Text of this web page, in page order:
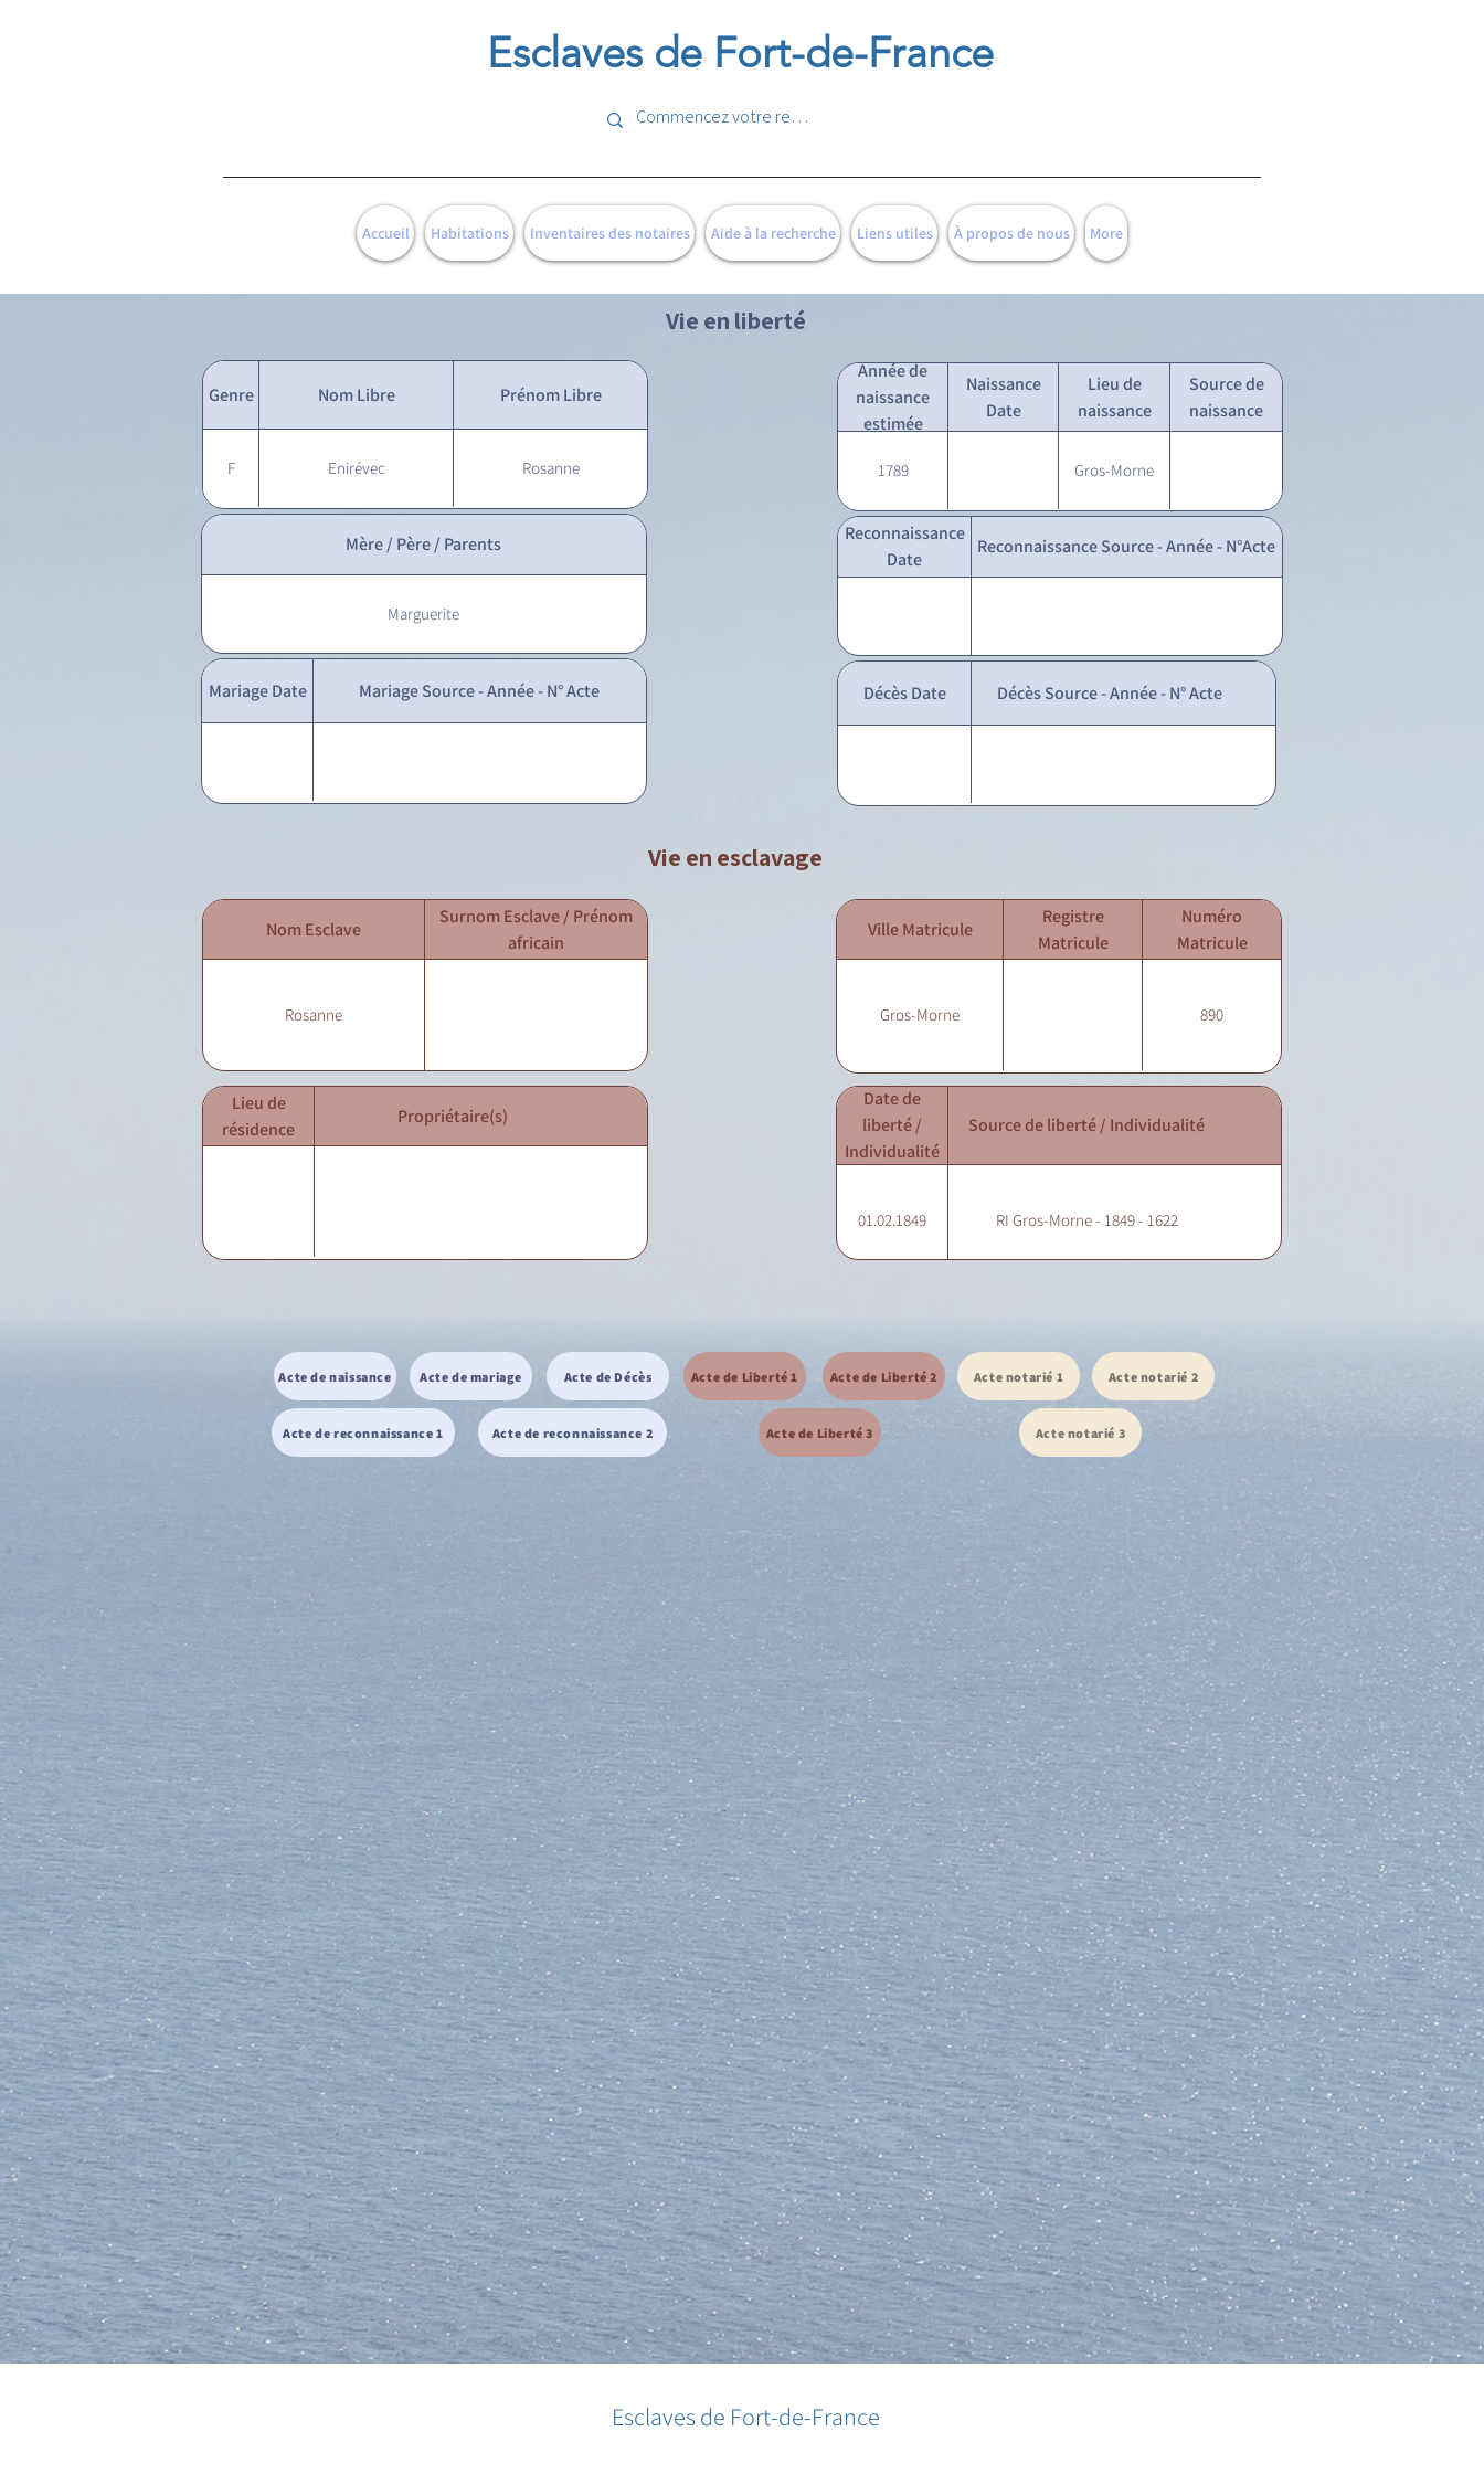
Esclaves de Fort-de-France
Accueil Habitations Inventaires des notaires Aide à la recherche Liens utiles À propos de nous More
Vie en liberté
Genre Nom Libre Prénom Libre
F Enirévec Rosanne
Année de
naissance
estimée
Naissance
Date
Lieu de
naissance
Source de
naissance
1789 Gros-Morne
Mère / Père / Parents
Marguerite
Mariage Date Mariage Source - Année - N° Acte
Reconnaissance
Date
Reconnaissance Source - Année - N°Acte
Décès Date Décès Source - Année - N° Acte
Vie en esclavage
Nom Esclave
Surnom Esclave / Prénom
africain
Rosanne
Ville Matricule
Registre
Matricule
Numéro
Matricule
Gros-Morne 890
Lieu de
résidence
Propriétaire(s)
Date de
liberté /
Individualité
Source de liberté / Individualité
01.02.1849 RI Gros-Morne - 1849 - 1622
Acte de naissance Acte de mariage Acte de Décès
Acte de reconnaissance 1 Acte de reconnaissance 2
Acte de Liberté 1 Acte de Liberté 2
Acte de Liberté 3
Acte notarié 1 Acte notarié 2
Acte notarié 3
Esclaves de Fort-de-France